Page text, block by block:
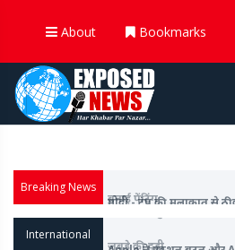
About Bookmarks
Breaking News
कमांड' से 'इंडो' शब्द हटाया
International